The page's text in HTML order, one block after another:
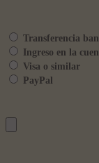
Transferencia
Ingreso en la
Visa o similar
PayPal